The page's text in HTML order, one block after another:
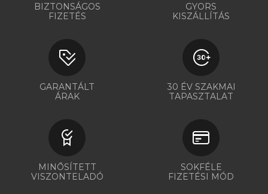
BIZTONSÁGOS
FIZETÉS
GYORS
KISZÁLLÍTÁS
GARANTÁLT
ÁRAK
30 ÉV SZAKMAI
TAPASZTALAT
MINŐSÍTETT
VISZONTELADÓ
SOKFÉLE
FIZETÉSI MÓD